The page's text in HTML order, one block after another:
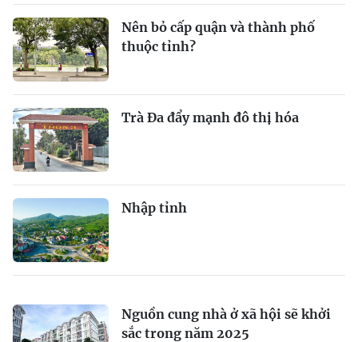
Nên bỏ cấp quận và thành phố
thuộc tỉnh?
Trà Đa đẩy mạnh đô thị hóa
Nhập tỉnh
Nguồn cung nhà ở xã hội sẽ khởi
sắc trong năm 2025